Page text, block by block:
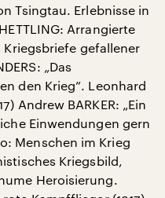
Tsingtau. Erlebnisse in
Arrangierte
gefallener
„Das
den Krieg”. Leonhard
Andrew BARKER: „Ein
Einwendungen gern
Menschen im Krieg
Kriegsbild,
Heroisierung.